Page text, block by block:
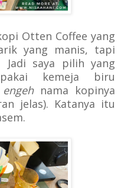
Otten Coffee yang
yang manis, tapi
Jadi saya pilih yang
kemeja biru
engeh nama kopinya
jelas). Katanya itu